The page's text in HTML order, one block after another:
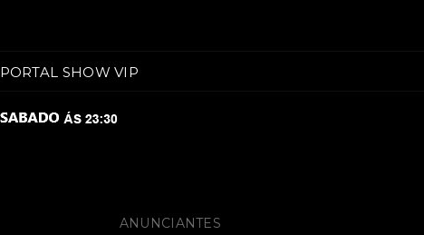
PORTAL SHOW VIP
ANUNCIANTES